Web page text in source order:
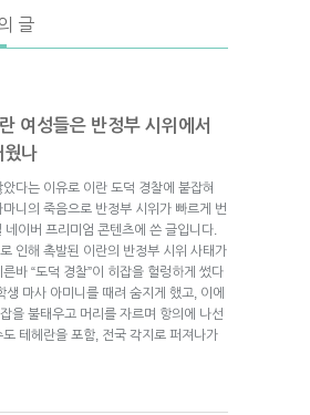
글
여성들은 반정부 시위에서
웠나
다는 이유로 이란 도덕 경찰에 붙잡혀
니의 죽음으로 반정부 시위가 빠르게 번
이버 프리미엄 콘텐츠에 쓴 글입니다.
인해 촉발된 이란의 반정부 시위 사태가
바 “도덕 경찰”이 히잡을 헐렁하게 썼다
마사 아미니를 때려 숨지게 했고, 이에
을 불태우고 머리를 자르며 항의에 나선
테헤란을 포함, 전국 각지로 퍼져나가